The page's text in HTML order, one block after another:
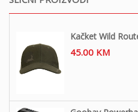
Kačket Wild
45.00 KM